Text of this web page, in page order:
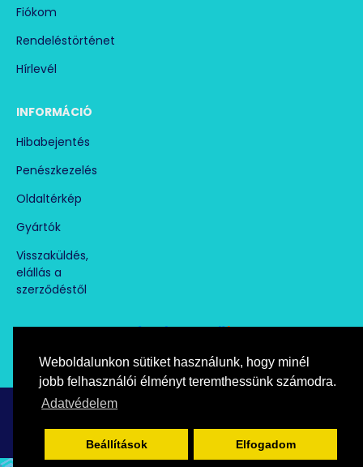
Weboldalunkon sütiket használunk, hogy minél
jobb felhasználói élményt teremthessünk számodra.
Adatvédelem
Beállítások Elfogadom
Fiókom
Rendeléstörténet
Hírlevél
INFORMÁCIÓ
Hibabejentés
Penészkezelés
Oldaltérkép
Gyártók
Visszaküldés,
elállás a
szerződéstől
Árukereső.hu
marketplace partner
Copyright © paramentesito.hu, All Rights Reserved